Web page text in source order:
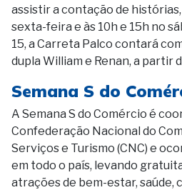
assistir a contação de histórias,
sexta-feira e às 10h e 15h no
15, a Carreta Palco contará
dupla William e Renan, a partir
Semana S do
A Semana S do Comércio é
Confederação Nacional do
Serviços e Turismo (CNC) e
em todo o país, levando
atrações de bem-estar, saúde,